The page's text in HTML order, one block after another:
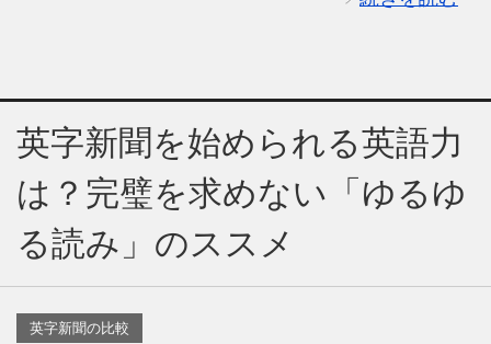
英字新聞を始められる英語力
は？完璧を求めない「ゆるゆ
る読み」のススメ
英字新聞の比較